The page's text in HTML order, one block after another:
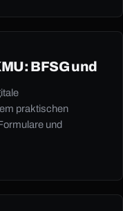
BFSG und
praktischen
und